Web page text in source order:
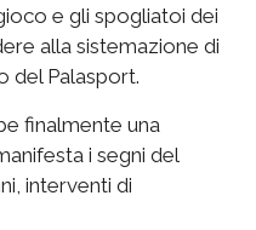
e gli spogliatoi dei
alla sistemazione di
del Palasport.
finalmente una
i segni del
interventi di